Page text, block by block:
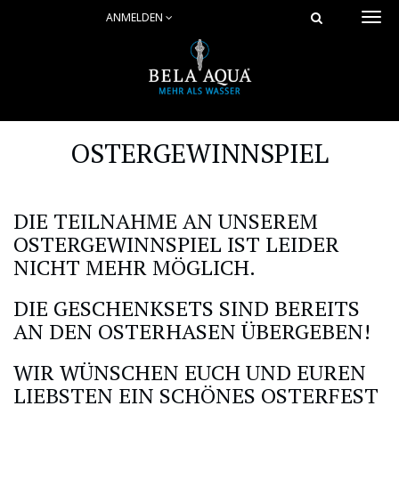
ANMELDEN
OSTERGEWINNSPIEL
DIE TEILNAHME AN UNSEREM
OSTERGEWINNSPIEL IST LEIDER
NICHT MEHR MÖGLICH.
DIE GESCHENKSETS SIND BEREITS
AN DEN OSTERHASEN ÜBERGEBEN!
WIR WÜNSCHEN EUCH UND EUREN
LIEBSTEN EIN SCHÖNES OSTERFEST